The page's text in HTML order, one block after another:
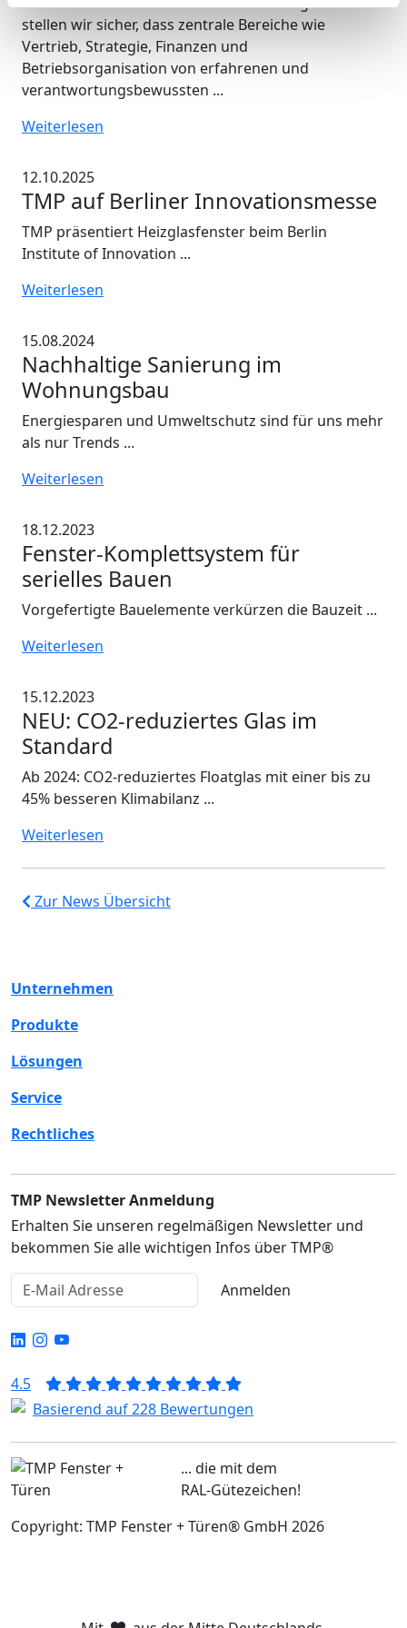
stellen wir sicher, dass zentrale Bereiche wie
Vertrieb, Strategie, Finanzen und
Betriebsorganisation von erfahrenen und
verantwortungsbewussten ...
Weiterlesen
12.10.2025
TMP auf Berliner Innovationsmesse
TMP präsentiert Heizglasfenster beim Berlin
Institute of Innovation ...
Weiterlesen
15.08.2024
Nachhaltige Sanierung im
Wohnungsbau
Energiesparen und Umweltschutz sind für uns mehr
als nur Trends ...
Weiterlesen
18.12.2023
Fenster-Komplettsystem für
serielles Bauen
Vorgefertigte Bauelemente verkürzen die Bauzeit ...
Weiterlesen
15.12.2023
NEU: CO2-reduziertes Glas im
Standard
Ab 2024: CO2-reduziertes Floatglas mit einer bis zu
45% besseren Klimabilanz ...
Weiterlesen
Zur News Übersicht
Unternehmen
Produkte
Lösungen
Service
Rechtliches
TMP Newsletter Anmeldung
Erhalten Sie unseren regelmäßigen Newsletter und
bekommen Sie alle wichtigen Infos über TMP®
Anmelden
4.5
Basierend auf 228 Bewertungen
... die mit dem
RAL-Gütezeichen!
Copyright: TMP Fenster + Türen® GmbH 2026